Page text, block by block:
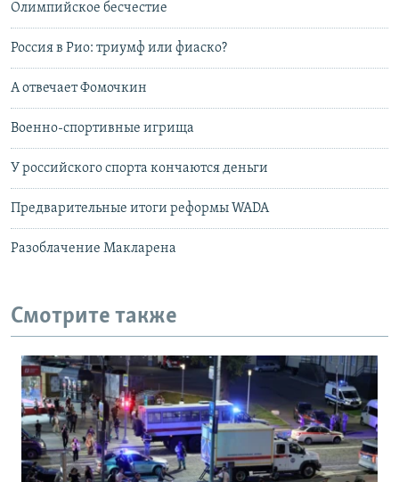
Олимпийское бесчестие
Россия в Рио: триумф или фиаско?
А отвечает Фомочкин
Военно-спортивные игрища
У российского спорта кончаются деньги
Предварительные итоги реформы WADA
Разоблачение Макларена
Смотрите также